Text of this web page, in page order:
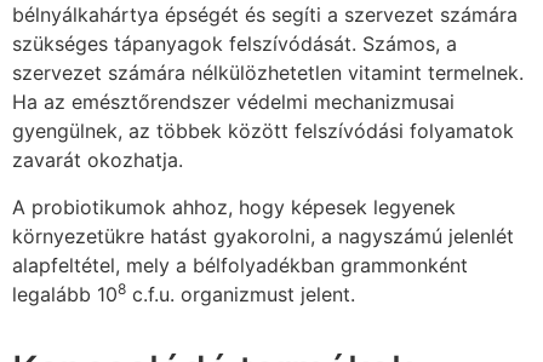
bélnyálkahártya épségét és segíti a szervezet számára
szükséges tápanyagok felszívódását. Számos, a
szervezet számára nélkülözhetetlen vitamint termelnek.
Ha az emésztőrendszer védelmi mechanizmusai
gyengülnek, az többek között felszívódási folyamatok
zavarát okozhatja.
A probiotikumok ahhoz, hogy képesek legyenek
környezetükre hatást gyakorolni, a nagyszámú jelenlét
alapfeltétel, mely a bélfolyadékban grammonként
legalább 108 c.f.u. organizmust jelent.